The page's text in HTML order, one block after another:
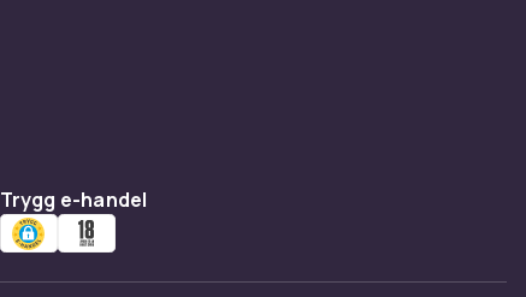
Trygg e-handel